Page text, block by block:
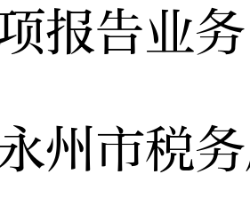
报告业
市税务